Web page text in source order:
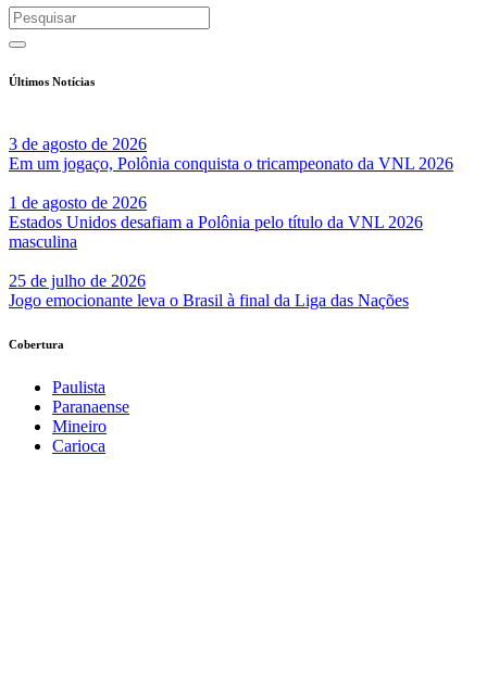
Últimos Notícias
3 de agosto de 2026
Em um jogaço, Polônia conquista o tricampeonato da VNL 2026
1 de agosto de 2026
Estados Unidos desafiam a Polônia pelo título da VNL 2026
masculina
25 de julho de 2026
Jogo emocionante leva o Brasil à final da Liga das Nações
Cobertura
Paulista
Paranaense
Mineiro
Carioca